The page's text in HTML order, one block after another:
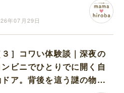
年07月29日
３］コワい体験談｜深夜の
ンビニでひとりでに開く自
ア。背後を這う謎の物体